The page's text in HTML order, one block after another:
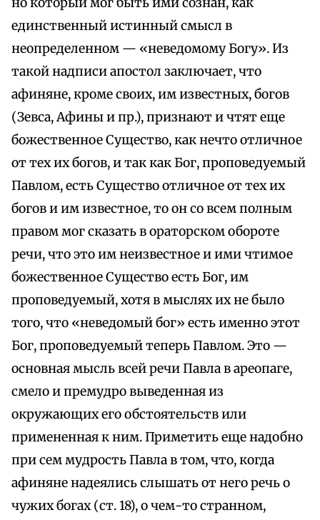
единственный истинный смысл в
неопределенном — «неведомому Богу». Из
такой надписи апостол заключает, что
афиняне, кроме своих, им известных, богов
(Зевса, Афины и пр.), признают и чтят еще
божественное Существо, как нечто отличное
от тех их богов, и так как Бог, проповедуемый
Павлом, есть Существо отличное от тех их
богов и им известное, то он со всем полным
правом мог сказать в ораторском обороте
речи, что это им неизвестное и ими чтимое
божественное Существо есть Бог, им
проповедуемый, хотя в мыслях их не было
того, что «неведомый бог» есть именно этот
Бог, проповедуемый теперь Павлом. Это —
основная мысль всей речи Павла в ареопаге,
смело и премудро выведенная из
окружающих его обстоятельств или
примененная к ним. Приметить еще надобно
при сем мудрость Павла в том, что, когда
афиняне надеялись слышать от него речь о
чужих богах (ст. 18), о чем-то странном,